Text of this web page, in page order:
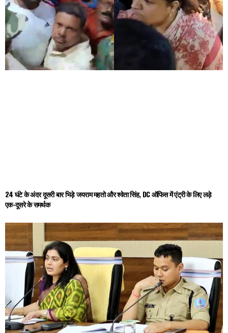
24 घंटे के अंदर दूसरी बार भिड़े जयराम महतो और श्वेता सिंह, DC ऑफिस में एंट्री के लिए लड़े
एक-दूसरे के समर्थक